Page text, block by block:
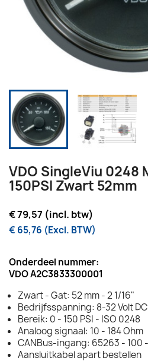
VDO SingleViu
150PSI Zwart 52mm
€ 79,57 (incl. btw)
€ 65,76 (Excl. BTW)
Onderdeel nummer:
VDO A2C3833300001
Zwart - Gat: 52 mm - 2 1/16"
Bedrijfsspanning: 8-32 Volt DC
Bereik: 0 - 150 PSI - ISO 0248
Analoog signaal: 10 - 184 Ohm
CANBus-ingang: 65263 - 100
Aansluitkabel apart bestellen